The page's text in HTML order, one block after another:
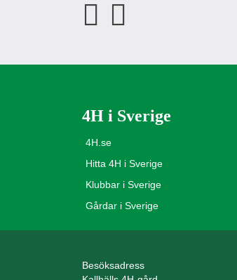
4H i Sverige
4H.se
Hitta 4H i Sverige
Klubbar i Sverige
Gårdar i Sverige
Besöksadress